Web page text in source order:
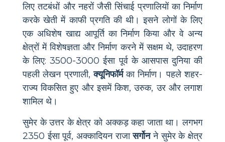
लिए तटबंधों और नहरों जैसी सिंचाई प्रणालियों का निर्माण
करके खेती में काफी प्रगति की थी। इसने लोगों के लिए
एक अधिशेष खाद्य आपूर्ति का निर्माण किया और वे अन्य
क्षेत्रों में विशेषज्ञता और निर्माण करने में सक्षम थे, उदाहरण
के लिए: 3500-3000 ईसा पूर्व के आसपास दुनिया की
पहली लेखन प्रणाली,क्यूनिफॉर्मका निर्माण। पहले शहर-
राज्य विकसित हुए और इसमें किश, उरुक, उर और लगाश
शामिल थे।
सुमेर के उत्तर के क्षेत्र को अक्कड़ कहा जाता था। लगभग
2350 ईसा पूर्व, अक्कादियन राजासर्गोनने सुमेर के क्षेत्र